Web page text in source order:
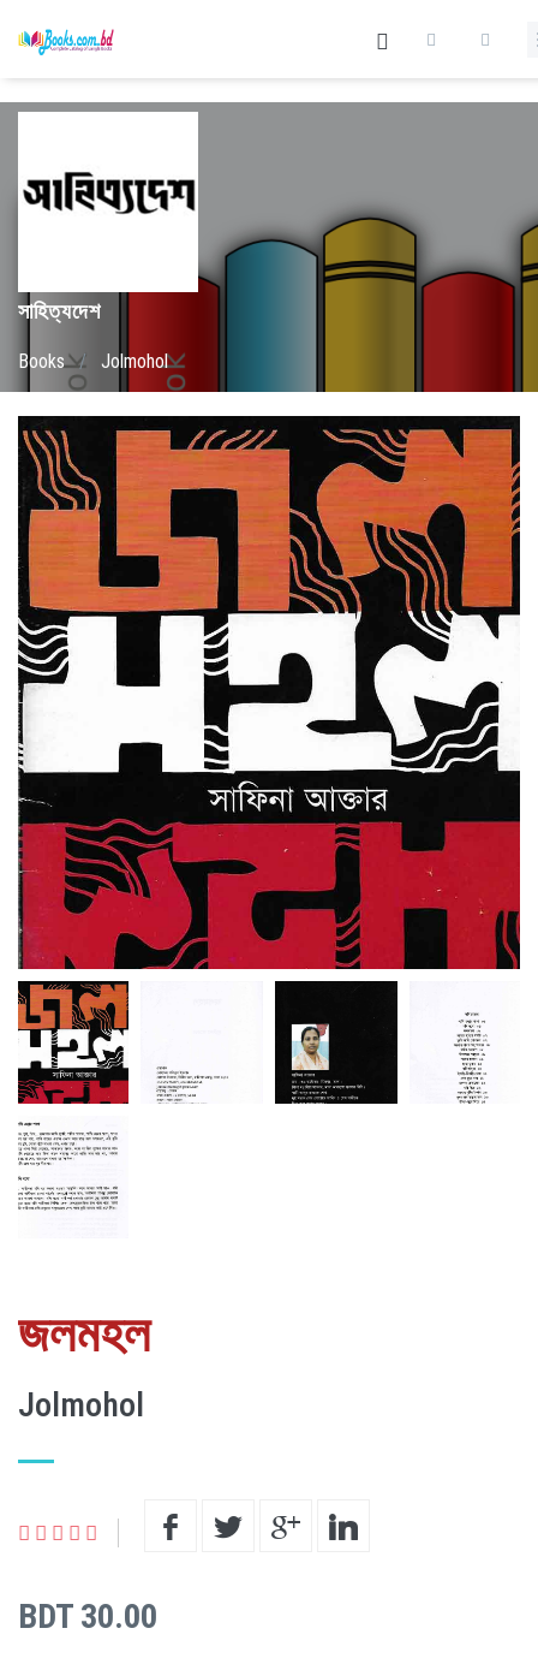
সাহিত্যদেশ
Books / Jolmohol
জলমহল
Jolmohol
BDT 30.00